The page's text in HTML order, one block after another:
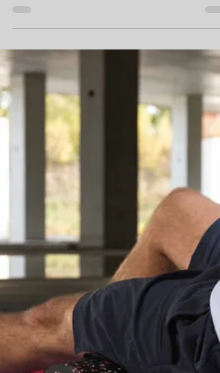
SVM-Redaktion
Kinder- und
Jugendschutz im SVM -
der Anfang ist gemacht
Auftakt-Workshop gelungen Am Samstag,
den 23.11.2024, trafen sich nach längeren
Vorbereitungen erstmals der
Vereinsvorstand zusammen mit
Vertreter/innen der Abteilungsvorstände
des Sportvereins. Dem 4-stündigen
Workshop vorausgegangen war eine
Sensibilisierung zum Thema am 10.
Oktober dieses Jahres in der
Begegnungsstätte in Magstadt. Die von
Steffi Albert, Leiterin des Jugendreferates